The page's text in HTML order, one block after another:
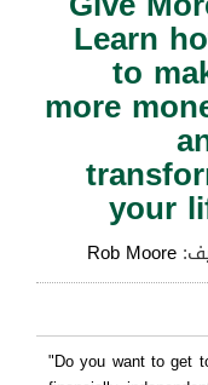
Learn
to
more
your
Rob Moore
"Do you want to get